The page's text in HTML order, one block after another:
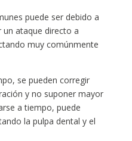
puede ser debido a
un ataque directo a
muy comúnmente
se pueden corregir
y no suponer mayor
a tiempo, puede
la pulpa dental y el